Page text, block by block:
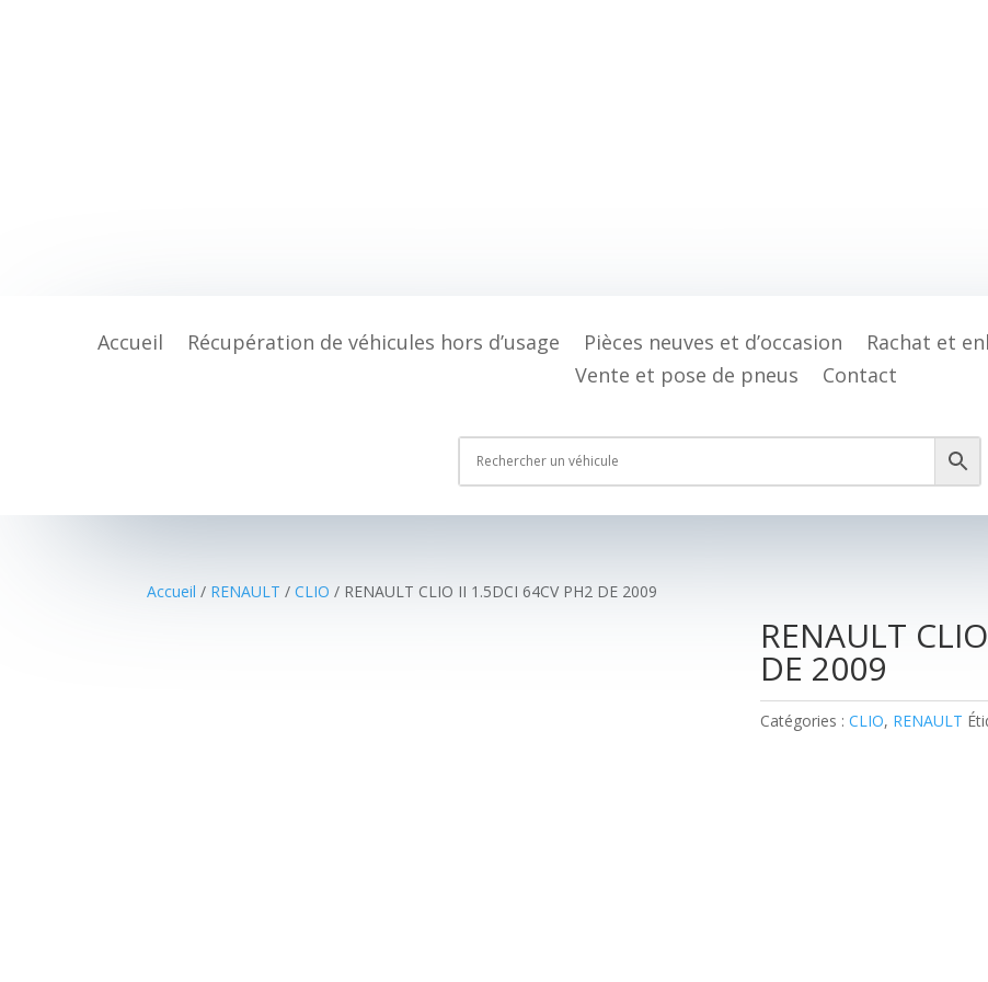
Accueil Récupération de véhicules hors d’usage Pièces neuves et d’occasion Rachat et
Vente et pose de pneus
Contact
Accueil / RENAULT /CLIO / RENAULT CLIO II 1.5DCI 64CV PH2 DE 2009
RENAULT
DE 2009
Catégories : CLIO, RENAULT